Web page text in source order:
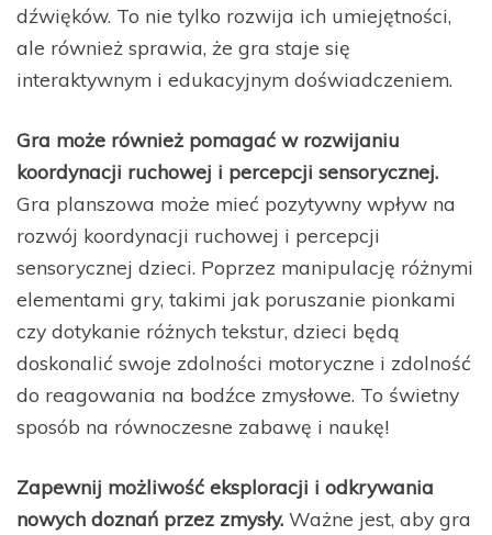
dźwięków. To nie tylko rozwija ich umiejętności,
ale również sprawia, że gra staje się
interaktywnym i edukacyjnym doświadczeniem.
Gra może również pomagać w rozwijaniu
koordynacji ruchowej i percepcji sensorycznej.
Gra planszowa może mieć pozytywny wpływ na
rozwój koordynacji ruchowej i percepcji
sensorycznej dzieci. Poprzez manipulację różnymi
elementami gry, takimi jak poruszanie pionkami
czy dotykanie różnych tekstur, dzieci będą
doskonalić swoje zdolności motoryczne i zdolność
do reagowania na bodźce zmysłowe. To świetny
sposób na równoczesne zabawę i naukę!
Zapewnij możliwość eksploracji i odkrywania
nowych doznań przez zmysły. Ważne jest, aby gra